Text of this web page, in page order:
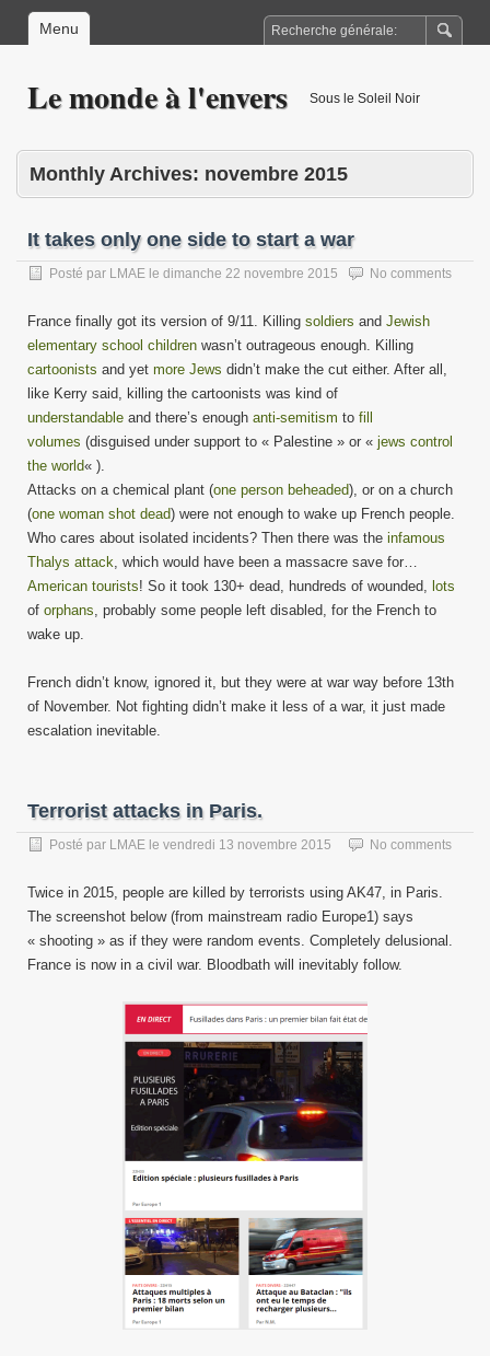
Menu
Le monde à l'envers Sous le Soleil Noir
Monthly Archives: novembre 2015
It takes only one side to start a war
Posté par LMAE le dimanche 22 novembre 2015 No comments
France finally got its version of 9/11. Killing soldiers and Jewish
elementary school children wasn’t outrageous enough. Killing
cartoonists and yet more Jews didn’t make the cut either. After all,
like Kerry said, killing the cartoonists was kind of
understandable and there’s enough anti-semitism to fill
volumes (disguised under support to « Palestine » or « jews control
the world« ).
Attacks on a chemical plant (one person beheaded), or on a church
(one woman shot dead) were not enough to wake up French people.
Who cares about isolated incidents? Then there was the infamous
Thalys attack, which would have been a massacre save for…
American tourists! So it took 130+ dead, hundreds of wounded, lots
of orphans, probably some people left disabled, for the French to
wake up.
French didn’t know, ignored it, but they were at war way before 13th
of November. Not fighting didn’t make it less of a war, it just made
escalation inevitable.
Terrorist attacks in Paris.
Posté par LMAE le vendredi 13 novembre 2015 No comments
Twice in 2015, people are killed by terrorists using AK47, in Paris.
The screenshot below (from mainstream radio Europe1) says
« shooting » as if they were random events. Completely delusional.
France is now in a civil war. Bloodbath will inevitably follow.